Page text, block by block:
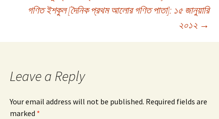
গণিত ইশকুল [দৈনিক প্রথম আলোর গণিত পাতা]: ১৫ জানুয়ারি
২০১২ →
Leave a Reply
Your email address will not be published. Required fields are
marked *